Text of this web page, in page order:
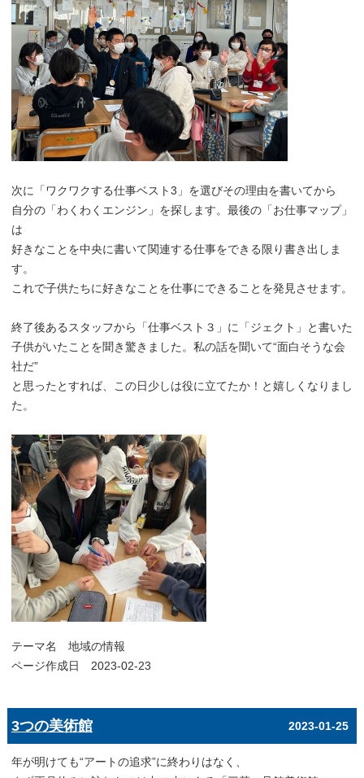
次に「ワクワクする仕事ベスト3」を選びその理由を書いてから
自分の「わくわくエンジン」を探します。最後の「お仕事マップ」
は
好きなことを中央に書いて関連する仕事をできる限り書き出しま
す。
これで子供たちに好きなことを仕事にできることを発見させます。
終了後あるスタッフから「仕事ベスト３」に「ジェクト」と書いた
子供がいたことを聞き驚きました。私の話を聞いて“面白そうな会
社だ”
と思ったとすれば、この日少しは役に立てたか！と嬉しくなりまし
た。
テーマ名 地域の情報
ページ作成日 2023-02-23
3つの美術館 2023-01-25
年が明けても“アートの追求”に終わりはなく、